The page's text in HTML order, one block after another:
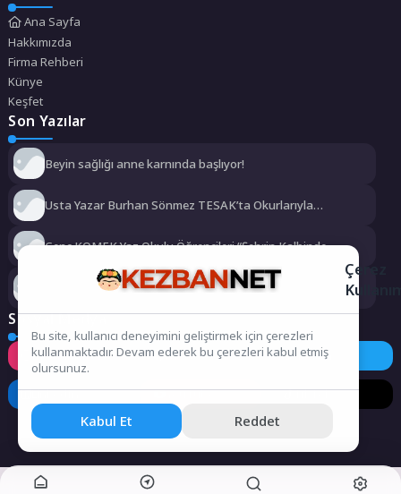
Ana Sayfa
Hakkımızda
Firma Rehberi
Künye
Keşfet
Son Yazılar
Beyin sağlığı anne karnında başlıyor!
Usta Yazar Burhan Sönmez TESAK’ta Okurlarıyla
Genç KOMEK Yaz Okulu Öğrencileri “Şehrin Kalbinde
Dünyanın en ince ve en güçlü katlanabilir amiral gemisi
Sosyal Medya
Instagram Facebook Twitter
LinkedIn YouTube TikTok
Çerez
Bu site, kullanıcı deneyimini geliştirmek için çerezleri
kullanmaktadır. Devam ederek bu çerezleri kabul etmiş
olursunuz.
Kabul Et Reddet